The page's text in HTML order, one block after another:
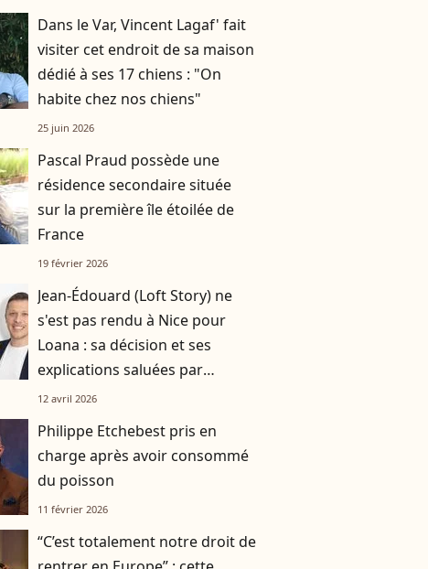
Dans le Var, Vincent Lagaf' fait
visiter cet endroit de sa maison
dédié à ses 17 chiens : "On
habite chez nos chiens"
25 juin 2026
Pascal Praud possède une
résidence secondaire située
sur la première île étoilée de
France
19 février 2026
Jean-Édouard (Loft Story) ne
s'est pas rendu à Nice pour
Loana : sa décision et ses
explications saluées par
Laurent Ruquier
12 avril 2026
Philippe Etchebest pris en
charge après avoir consommé
du poisson
11 février 2026
“C’est totalement notre droit de